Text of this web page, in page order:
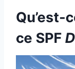
Qu’est-
ce SPF